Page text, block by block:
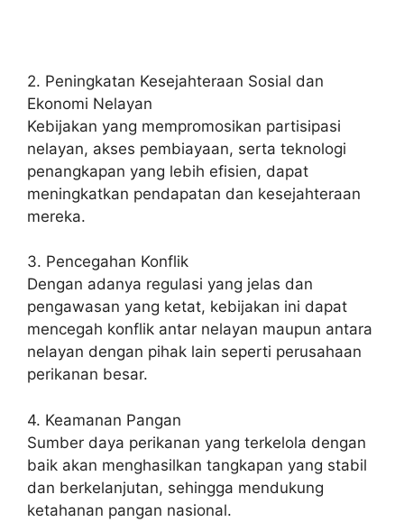
2. Peningkatan Kesejahteraan Sosial dan
Ekonomi Nelayan
Kebijakan yang mempromosikan partisipasi
nelayan, akses pembiayaan, serta teknologi
penangkapan yang lebih efisien, dapat
meningkatkan pendapatan dan kesejahteraan
mereka.
3. Pencegahan Konflik
Dengan adanya regulasi yang jelas dan
pengawasan yang ketat, kebijakan ini dapat
mencegah konflik antar nelayan maupun antara
nelayan dengan pihak lain seperti perusahaan
perikanan besar.
4. Keamanan Pangan
Sumber daya perikanan yang terkelola dengan
baik akan menghasilkan tangkapan yang stabil
dan berkelanjutan, sehingga mendukung
ketahanan pangan nasional.